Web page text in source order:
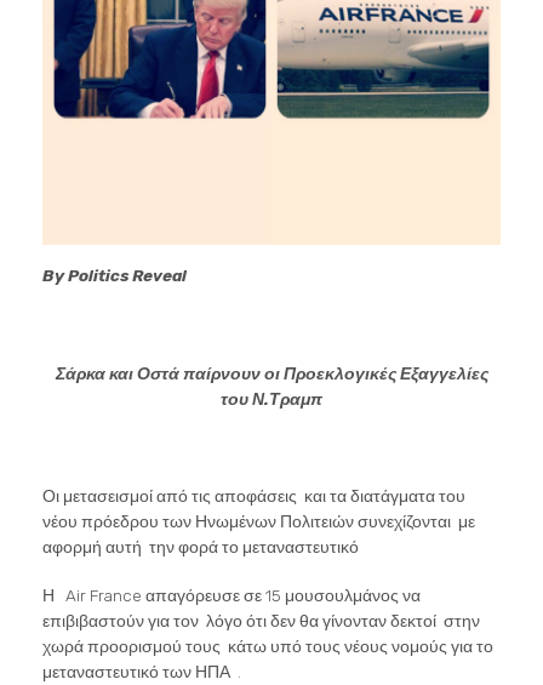
ByPoliticsReveal
Σάρκα και Οστά παίρνουν οι Προεκλογικές Εξαγγελίες
του Ν.Τραμπ
Οι μετασεισμοί από τις αποφάσεις και τα διατάγματα του
νέου πρόεδρου των Ηνωμένων Πολιτειών συνεχίζονται με
αφορμή αυτή την φορά το μεταναστευτικό
Η Air France απαγόρευσε σε 15 μουσουλμάνος να
επιβιβαστούν για τον λόγο ότι δεν θα γίνονταν δεκτοί στην
χωρά προορισμού τους κάτω υπό τους νέους νομούς για το
μεταναστευτικό των ΗΠΑ .